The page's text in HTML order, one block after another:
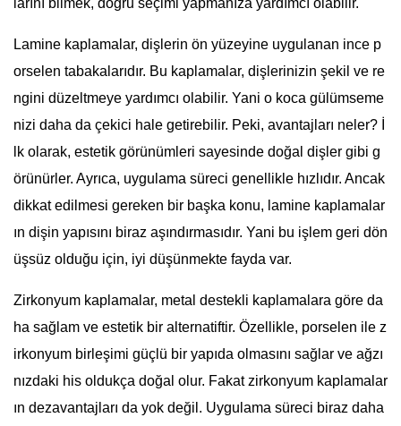
larını bilmek, doğru seçimi yapmanıza yardımcı olabilir.
Lamine kaplamalar, dişlerin ön yüzeyine uygulanan ince p
orselen tabakalarıdır. Bu kaplamalar, dişlerinizin şekil ve re
ngini düzeltmeye yardımcı olabilir. Yani o koca gülümseme
nizi daha da çekici hale getirebilir. Peki, avantajları neler? İ
lk olarak, estetik görünümleri sayesinde doğal dişler gibi g
örünürler. Ayrıca, uygulama süreci genellikle hızlıdır. Ancak
dikkat edilmesi gereken bir başka konu, lamine kaplamalar
ın dişin yapısını biraz aşındırmasıdır. Yani bu işlem geri dön
üşsüz olduğu için, iyi düşünmekte fayda var.
Zirkonyum kaplamalar, metal destekli kaplamalara göre da
ha sağlam ve estetik bir alternatiftir. Özellikle, porselen ile z
irkonyum birleşimi güçlü bir yapıda olmasını sağlar ve ağzı
nızdaki his oldukça doğal olur. Fakat zirkonyum kaplamalar
ın dezavantajları da yok değil. Uygulama süreci biraz daha